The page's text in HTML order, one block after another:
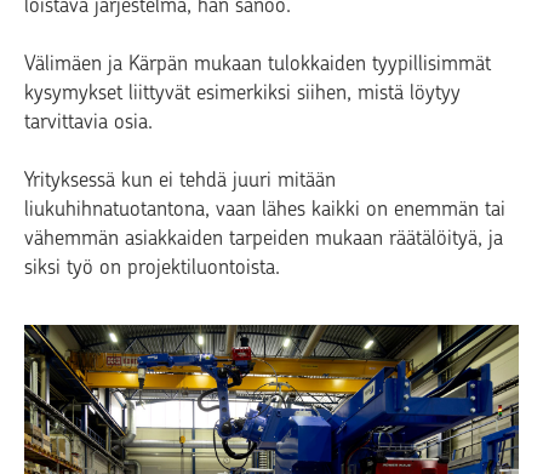
Välimäen ja Kärpän mukaan tulokkaiden tyypillisimmät
kysymykset liittyvät esimerkiksi siihen, mistä löytyy
tarvittavia osia.
Yrityksessä kun ei tehdä juuri mitään
liukuhihnatuotantona, vaan lähes kaikki on enemmän tai
vähemmän asiakkaiden tarpeiden mukaan räätälöityä, ja
siksi työ on projektiluontoista.